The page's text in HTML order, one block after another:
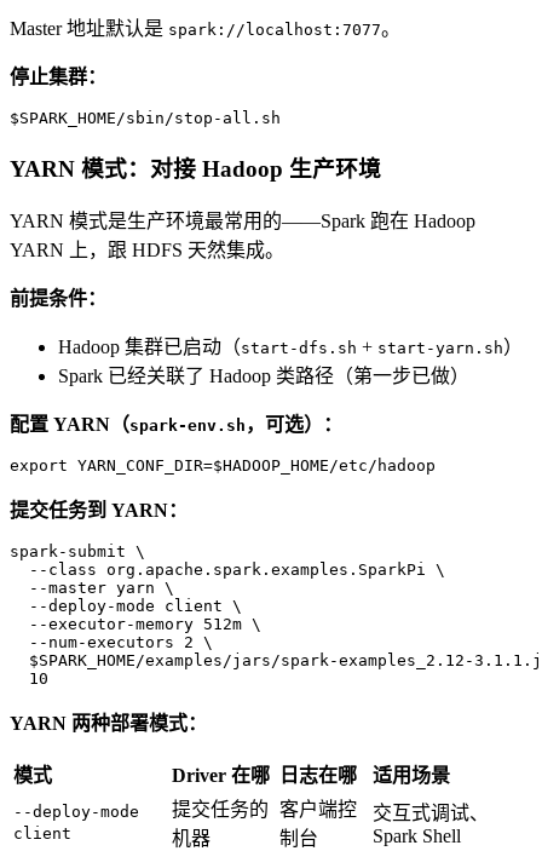
Master 地址默认是 spark://localhost:7077。
停止集群：
$SPARK_HOME/sbin/stop-all.sh
YARN 模式：对接 Hadoop 生产环境
YARN 模式是生产环境最常用的——Spark 跑在 Hadoop
YARN 上，跟 HDFS 天然集成。
前提条件：
Hadoop 集群已启动（start-dfs.sh + start-yarn.sh）
Spark 已经关联了 Hadoop 类路径（第一步已做）
配置 YARN（spark-env.sh ，可选）：
export YARN_CONF_DIR=$HADOOP_HOME/etc/hadoop
提交任务到 YARN：
spark-submit \
  --class org.apache.spark.examples.SparkPi \
  --master yarn \
  --deploy-mode client \
  --executor-memory 512m \
  $
SPARK_HOME/examples/jars/spark-examples_2.12-
  10
YARN 两种部署模式：
模式 Driver 在哪 日志在哪 适用场景
--deploy-mode
client
提交任务的
机器
客户端控
制台
交互式调试、
Spark Shell